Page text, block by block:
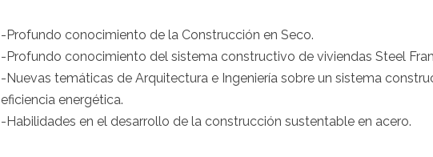
-Profundo conocimiento de la Construcción en Seco.
-Profundo conocimiento del sistema constructivo de viviendas Steel
-Nuevas temáticas de Arquitectura e Ingeniería sobre un sistema
eficiencia energética.
-Habilidades en el desarrollo de la construcción sustentable en acero.